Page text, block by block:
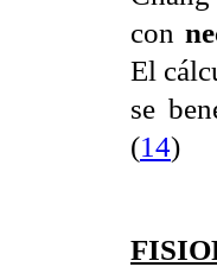
con
El
se
(14)